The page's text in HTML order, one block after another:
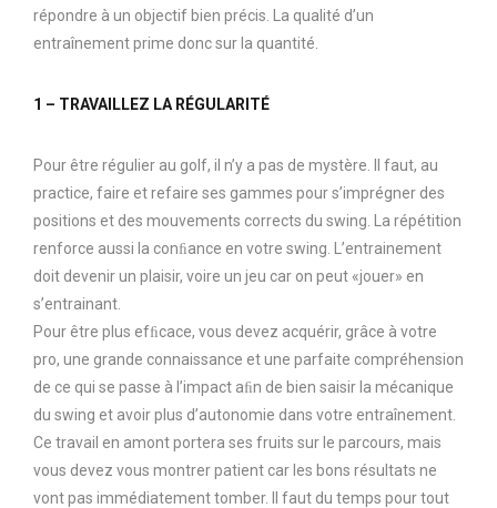
répondre à un objectif bien précis. La qualité d’un
entraînement prime donc sur la quantité.
1 – TRAVAILLEZ LA RÉGULARITÉ
Pour être régulier au golf, il n’y a pas de mystère. Il faut, au
practice, faire et refaire ses gammes pour s’imprégner des
positions et des mouvements corrects du swing. La répétition
renforce aussi la conﬁance en votre swing. L’entrainement
doit devenir un plaisir, voire un jeu car on peut «jouer» en
s’entrainant.
Pour être plus efﬁcace, vous devez acquérir, grâce à votre
pro, une grande connaissance et une parfaite compréhension
de ce qui se passe à l’impact aﬁn de bien saisir la mécanique
du swing et avoir plus d’autonomie dans votre entraînement.
Ce travail en amont portera ses fruits sur le parcours, mais
vous devez vous montrer patient car les bons résultats ne
vont pas immédiatement tomber. Il faut du temps pour tout